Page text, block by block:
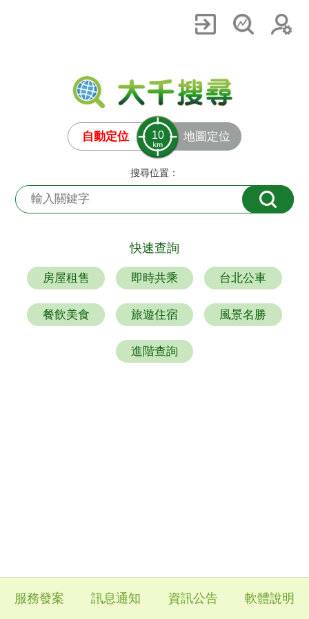
10
自動定位 地圖定位
搜尋位置：
快速查詢
房屋租售 即時共乘 台北公車
餐飲美食 旅遊住宿 風景名勝
進階查詢
服務發案 訊息通知 資訊公告 軟體說明